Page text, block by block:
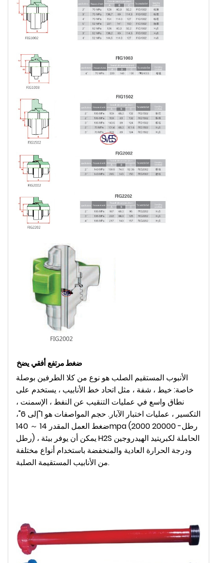
ضغط مرتفع أفقي يضخ
الأنبوب المستقيم الصلب هو نوع من كلا الطرفين بوصلة
خاصة: خيط ، شفة ، مثل اتحاد خط الأنابيب ، يستخدم على
نطاق واسع في عمليات التنقيب عن النفط ، الإسمنت ،
التكسير ، عمليات اختبار الآبار. حجم المواصفات هو 1"إلى 6"،
ضغط العمل المقدر 14 ～ 140mpa (2000 رطل- 20000
رطل) ، يمكن أن يوفر بيئة H2S الحاملة لكبريتيد الهيدروجين
ودرجة الحرارة العادية والمنخفضة باستخدام أنواع مختلفة
من الأنابيب المستقيمة الصلبة.